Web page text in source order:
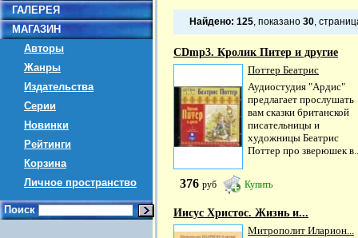
ГАЛЕРЕЯ
МАГАЗИН
Авторы
Жанры
Издательства
Серии
Новинки
Рейтинги
Корзина
Личное пространство
Поиск
Найдено: 125, показано 30,
CDmp3. Кролик Питер и другие
Поттер Беатрис
Аудиостудия "Ардис"
предлагает прослушать
вам сказки британской
писательницы и
художницы Беатрис
Поттер про зверюшек
376 руб Купить
Иисус Христос. Жизнь и...
Митрополит Иларион...